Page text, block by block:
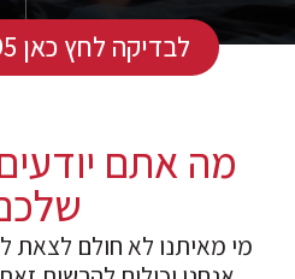
לבדיקה לחץ כאן 052-970-7395
מה אתם
מי מאיתנו לא חולם לצאת